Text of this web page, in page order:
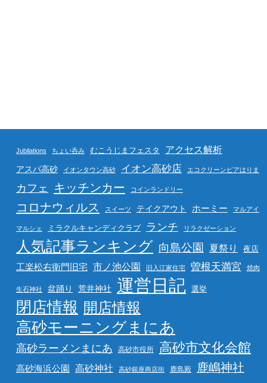
Jubilations ちょい呑み むこうじまフェスタ アクセス解析
アスパ高砂 イオンタウン高砂 イオン高砂店 エコクリーンピアはりま
カフェ キッチンカー コインランドリー
コロナウィルス スイーツ テイクアウト ホーミー マルアイ
マルシェ ミラクルキャンディクラブ ランチ リラクゼーション
人気記事ランキング 向島公園 夏祭り 夜店
工楽松右衛門旧宅 市ノ池公園 旧入江家住宅 曽根天満宮 焼肉
生石神社 盆踊り 荒井神社 運営日記 選挙
閉店情報 開店情報
高砂モーニングまにあ
高砂ラーメンまにあ 高砂市役所 高砂市文化会館
高砂海浜公園 高砂神社 高砂銀座商店街 鹿島殿 鹿嶋神社